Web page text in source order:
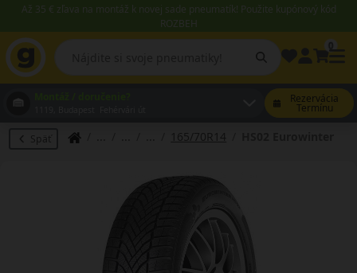
Až 35 € zľava na montáž k novej sade pneumatík! Použite kupónový kód
ROZBEH
Rezervácia
Termínu
Späť 165/70R14